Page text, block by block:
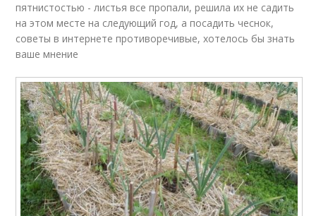
пятнистостью - листья все пропали, решила их не садить
на этом месте на следующий год, а посадить чеснок,
советы в интернете противоречивые, хотелось бы знать
ваше мнение